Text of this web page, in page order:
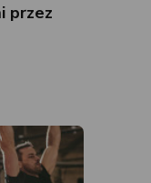
przez